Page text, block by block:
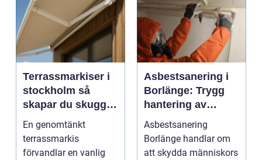
Terrassmarkiser i
stockholm så
skapar du skugga,
stil och komfort på
uteplatsen
En genomtänkt
terrassmarkis
förvandlar en vanlig
Asbestsanering i
Borlänge: Trygg
hantering av
farliga fibrer
Asbestsanering
Borlänge handlar om
att skydda människors